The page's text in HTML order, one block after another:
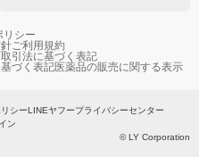
リシー
ご利用規約
引法に基づく表記
づく表記医薬品の販売に関する表示
シーLINEヤフープライバシーセンター
ン
© LY Corporation